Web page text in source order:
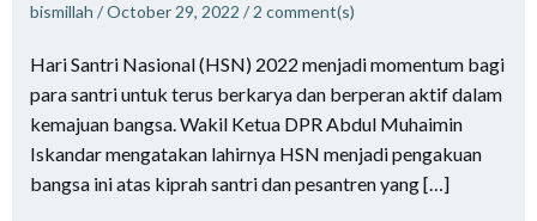
bismillah /October 29, 2022 / 2 comment(s)
Hari Santri Nasional (HSN) 2022 menjadi momentum bagi
para santri untuk terus berkarya dan berperan aktif dalam
kemajuan bangsa. Wakil Ketua DPR Abdul Muhaimin
Iskandar mengatakan lahirnya HSN menjadi pengakuan
bangsa ini atas kiprah santri dan pesantren yang […]